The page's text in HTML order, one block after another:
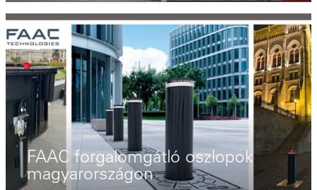
FAAC forgalomgátló oszlopok
magyarországon